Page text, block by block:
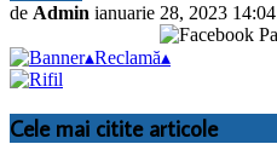
de Admin ianuarie 28, 2023 14:04
▴Reclamă▴
Cele mai citite articole